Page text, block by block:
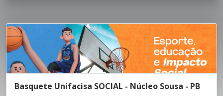
Basquete Unifacisa SOCIAL - Núcleo Sousa - PB